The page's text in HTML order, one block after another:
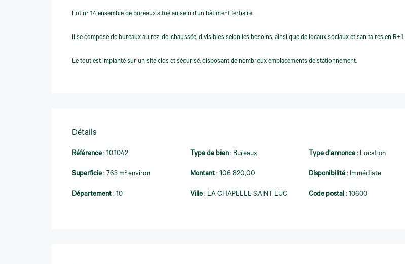
Lot n° 14 ensemble de bureaux situé au sein d’un bâtiment tertiaire.
Il se compose de bureaux au rez-de-chaussée, divisibles selon les besoins, ainsi que de locaux sociaux et sanitaires en R+1.
Le tout est implanté sur un site clos et sécurisé, disposant de nombreux emplacements de stationnement.
Détails
Référence : 10.1042 Type de bien : Bureaux Type d'annonce : Location
Superficie : 763 m² environ Montant :106 820,00 Disponibilité : Immédiate
Département : 10 Ville : LA CHAPELLE SAINT LUC Code postal : 10600